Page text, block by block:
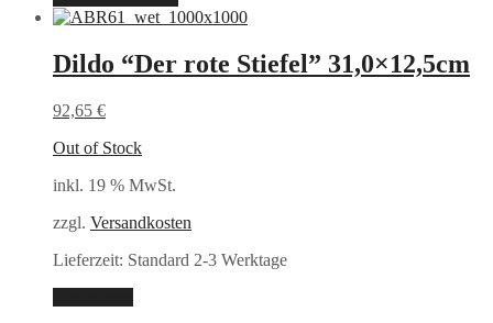
Dildo “Der rote Stiefel” 31,0×12,5cm
92,65 €
Out of Stock
inkl. 19 % MwSt.
zzgl. Versandkosten
Lieferzeit: Standard 2-3 Werktage